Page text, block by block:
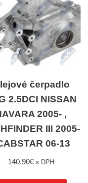
čerpadlo
2.5DCI NISSAN
2005- ,
III 2005-
06-13
140,90€ s DPH